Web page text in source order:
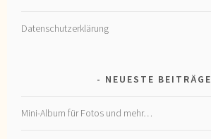
Datenschutzerklärung
NEUESTE BEITRÄGE
Mini-Album für Fotos und mehr…